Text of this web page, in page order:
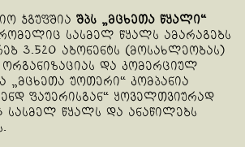
ჯგუფშია შპს „მცხეთა წყალი“
სასმელ წყალს ამარაგებს
3.520 აბონენტს (მოსახლეობას)
და კომერციულ
„მცხეთა უოთერი“ კომპანია
ფაუერისგან“ ყოველთვიურად
სასმელ წყალს და ანაწილებს